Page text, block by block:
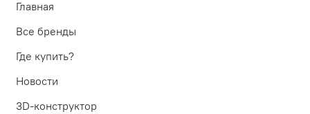
Главная
Все бренды
Где купить?
Новости
3D-конструктор